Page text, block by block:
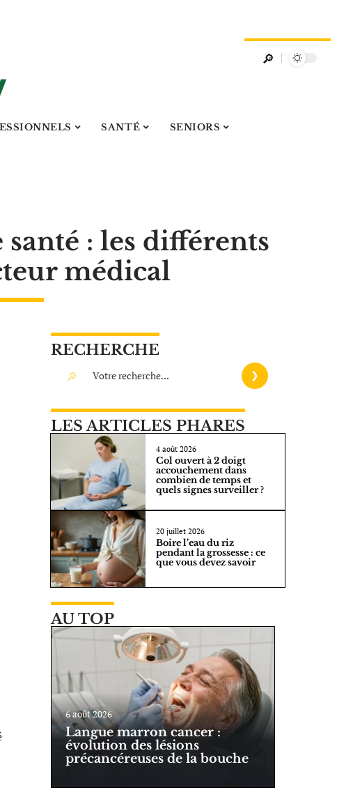
SANTÉ SENIORS
santé : les différents
médical
RECHERCHE
LES ARTICLES PHARES
4 août 2026
Col ouvert à 2 doigt
accouchement dans
combien de temps et
quels signes surveiller ?
20 juillet 2026
Boire l’eau du riz
pendant la grossesse : ce
que vous devez savoir
AU TOP
6 août 2026
Langue marron cancer :
évolution des lésions
précancéreuses de la bouche